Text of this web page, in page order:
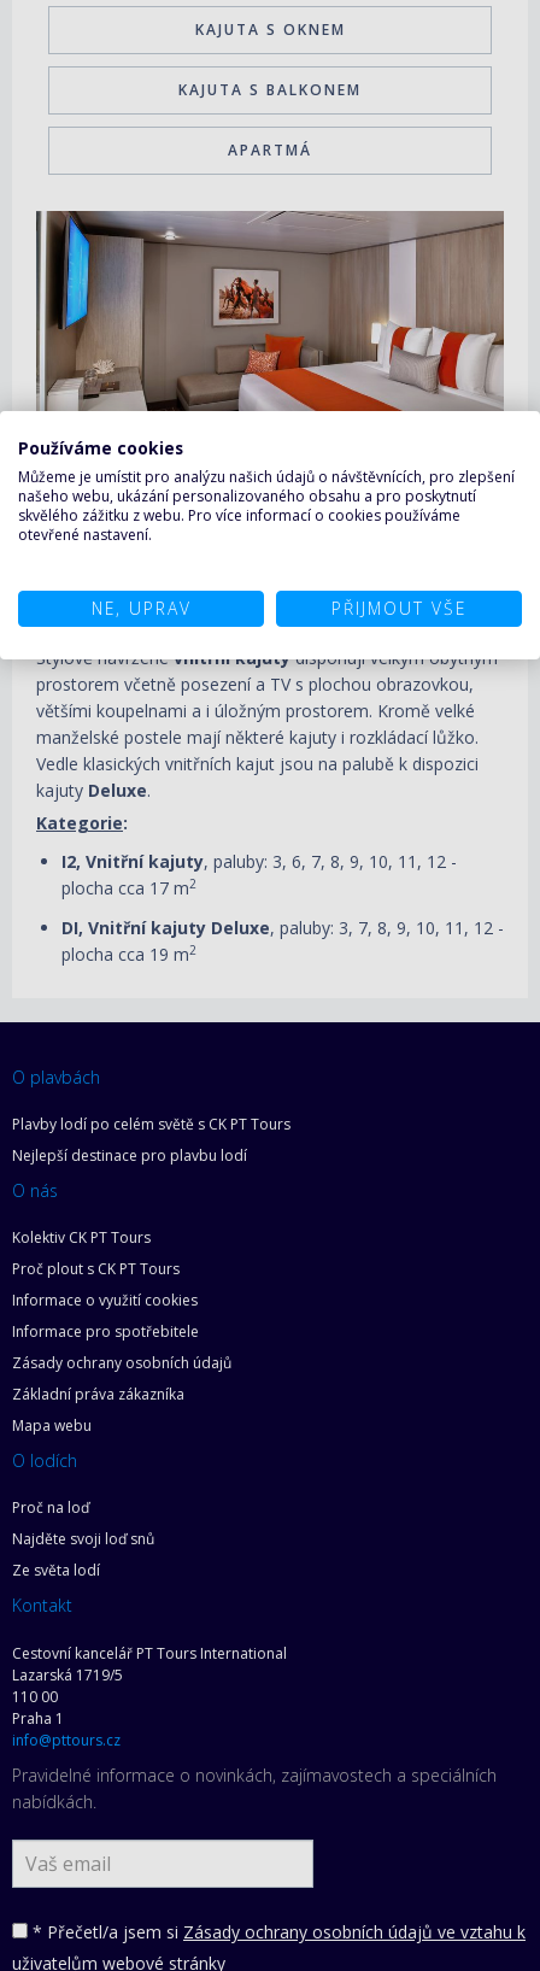
KAJUTA S OKNEM
KAJUTA S BALKONEM
APARTMÁ
Vnitřní kajuta - Celebrity Beyond
Stylově navrženévnitřní kajutydisponují velkým obytným
prostorem včetně posezení a TV s plochou obrazovkou,
většími koupelnami a i úložným prostorem. Kromě velké
manželské postele mají některé kajuty i rozkládací lůžko.
Vedle klasických vnitřních kajut jsou na palubě k dispozici
kajuty Deluxe.
Kategorie:
I2, Vnitřní kajuty, paluby: 3, 6, 7, 8, 9, 10, 11, 12 -
plocha cca 17 m2
DI, Vnitřní kajuty Deluxe, paluby: 3, 7, 8, 9, 10, 11, 12 -
plocha cca 19 m2
O plavbách
Plavby lodí po celém světě s CK PT Tours
Nejlepší destinace pro plavbu lodí
O nás
Kolektiv CK PT Tours
Proč plout s CK PT Tours
Informace o využití cookies
Informace pro spotřebitele
Zásady ochrany osobních údajů
Základní práva zákazníka
Mapa webu
O lodích
Proč na loď
Najděte svoji loď snů
Ze světa lodí
Kontakt
Cestovní kancelář PT Tours International
Lazarská 1719/5
110 00
Praha 1
info@pttours.cz
Pravidelné informace o novinkách, zajímavostech a speciálních
nabídkách.
* Přečetl/a jsem si Zásady ochrany osobních údajů ve vztahu k
uživatelům webové stránky
Používáme cookies
Můžeme je umístit pro analýzu našich údajů o návštěvnících, pro zlepšení
našeho webu, ukázání personalizovaného obsahu a pro poskytnutí
skvělého zážitku z webu. Pro více informací o cookies používáme
otevřené nastavení.
NE, UPRAV PŘIJMOUT VŠE